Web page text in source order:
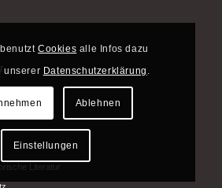
Literatur
Cookies alle Infos dazu
unserer Datenschutzerklärung
Ablehnen
Einstellungen